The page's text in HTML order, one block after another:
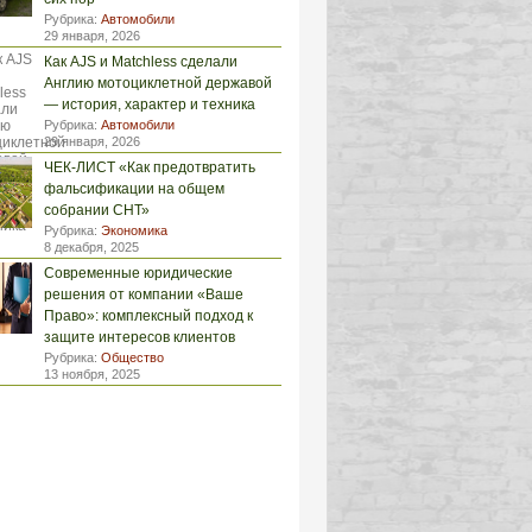
Рубрика: Автомобили
29 января, 2026
Как AJS и Matchless сделали
Англию мотоциклетной державой
— история, характер и техника
Рубрика: Автомобили
29 января, 2026
ЧЕК-ЛИСТ «Как предотвратить
фальсификации на общем
собрании СНТ»
Рубрика: Экономика
8 декабря, 2025
Современные юридические
решения от компании «Ваше
Право»: комплексный подход к
защите интересов клиентов
Рубрика: Общество
13 ноября, 2025